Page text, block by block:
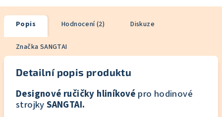
Popis Hodnocení (2) Diskuze
Značka SANGTAI
Detailní popis produktu
Designové ručičky hliníkové pro hodinové
strojkySANGTAI.